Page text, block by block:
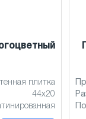
плитка
44x20